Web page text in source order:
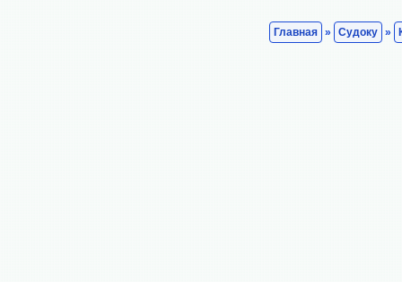
Главная » Судоку »